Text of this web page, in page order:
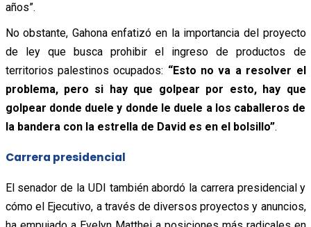
años”.
No obstante, Gahona enfatizó en la importancia del proyecto
de ley que busca prohibir el ingreso de productos de
territorios palestinos ocupados: “Esto no va a resolver el
problema, pero si hay que golpear por esto, hay que
golpear donde duele y donde le duele a los caballeros de
la bandera con la estrella de David es en el bolsillo”.
Carrera presidencial
El senador de la UDI también abordó la carrera presidencial y
cómo el Ejecutivo, a través de diversos proyectos y anuncios,